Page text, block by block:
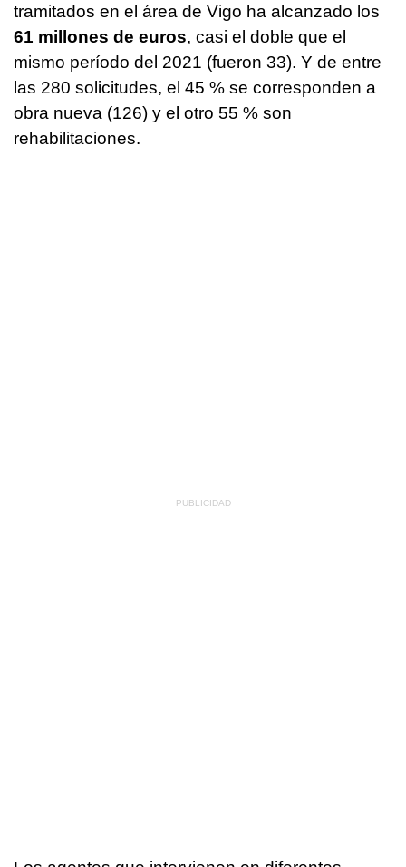
tramitados en el área de Vigo ha alcanzado los
61 millones de euros, casi el doble que el
mismo período del 2021 (fueron 33). Y de entre
las 280 solicitudes, el 45 % se corresponden a
obra nueva (126) y el otro 55 % son
rehabilitaciones.